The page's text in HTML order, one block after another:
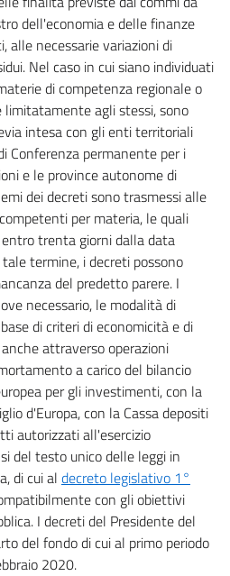
dell'economia e delle finanze
alle necessarie variazioni di
Nel caso in cui siano individuati
di competenza regionale o
agli stessi, sono
intesa con gli enti territoriali
Conferenza permanente per i
e le province autonome di
dei decreti sono trasmessi alle
per materia, le quali
trenta giorni dalla data
termine, i decreti possono
del predetto parere. I
necessario, le modalità di
di criteri di economicità e di
attraverso operazioni
a carico del bilancio
per gli investimenti, con la
d'Europa, con la Cassa depositi
autorizzati all'esercizio
del testo unico delle leggi in
di cui al decreto legislativo 1°
con gli obiettivi
I decreti del Presidente del
del fondo di cui al primo periodo
2020.